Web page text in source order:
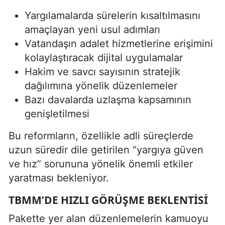
Yargılamalarda sürelerin kısaltılmasını
amaçlayan yeni usul adımları
Vatandaşın adalet hizmetlerine erişimini
kolaylaştıracak dijital uygulamalar
Hakim ve savcı sayısının stratejik
dağılımına yönelik düzenlemeler
Bazı davalarda uzlaşma kapsamının
genişletilmesi
Bu reformların, özellikle adli süreçlerde
uzun süredir dile getirilen “yargıya güven
ve hız” sorununa yönelik önemli etkiler
yaratması bekleniyor.
TBMM’DE HIZLI GÖRÜŞME BEKLENTISI
Pakette yer alan düzenlemelerin kamuoyu